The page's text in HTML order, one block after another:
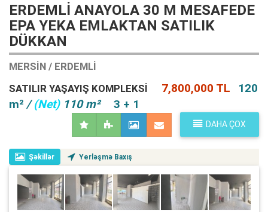
ERDEMLİ ANAYOLA 30 M MESAFEDE
EPA YEKA EMLAKTAN SATILIK
DÜKKAN
MERSIN / ERDEMLI
SATILIR YAŞAYIŞ KOMPLEKSI
7,800,000 TL
120
m² /(Net)110 m² 3 + 1
DAHA ÇOX
Şəkillər Yerləşmə Baxış